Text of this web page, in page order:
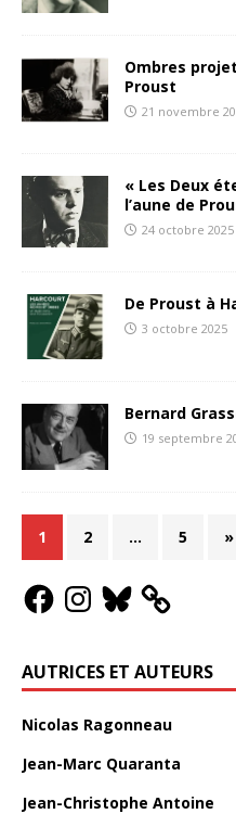
Ombres
Proust
21 novembre
« Les Deux
l’aune de
24 octobre 2025
De Proust à
3 octobre 2025
Bernard
19 septembre
1 2 … 5 »
AUTRICES ET AUTEURS
Nicolas Ragonneau
Jean-Marc Quaranta
Jean-Christophe Antoine